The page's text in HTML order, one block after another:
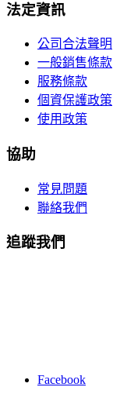
法定資訊
公司合法聲明
一般銷售條款
服務條款
個資保護政策
使用政策
協助
常見問題
聯絡我們
追蹤我們
Facebook